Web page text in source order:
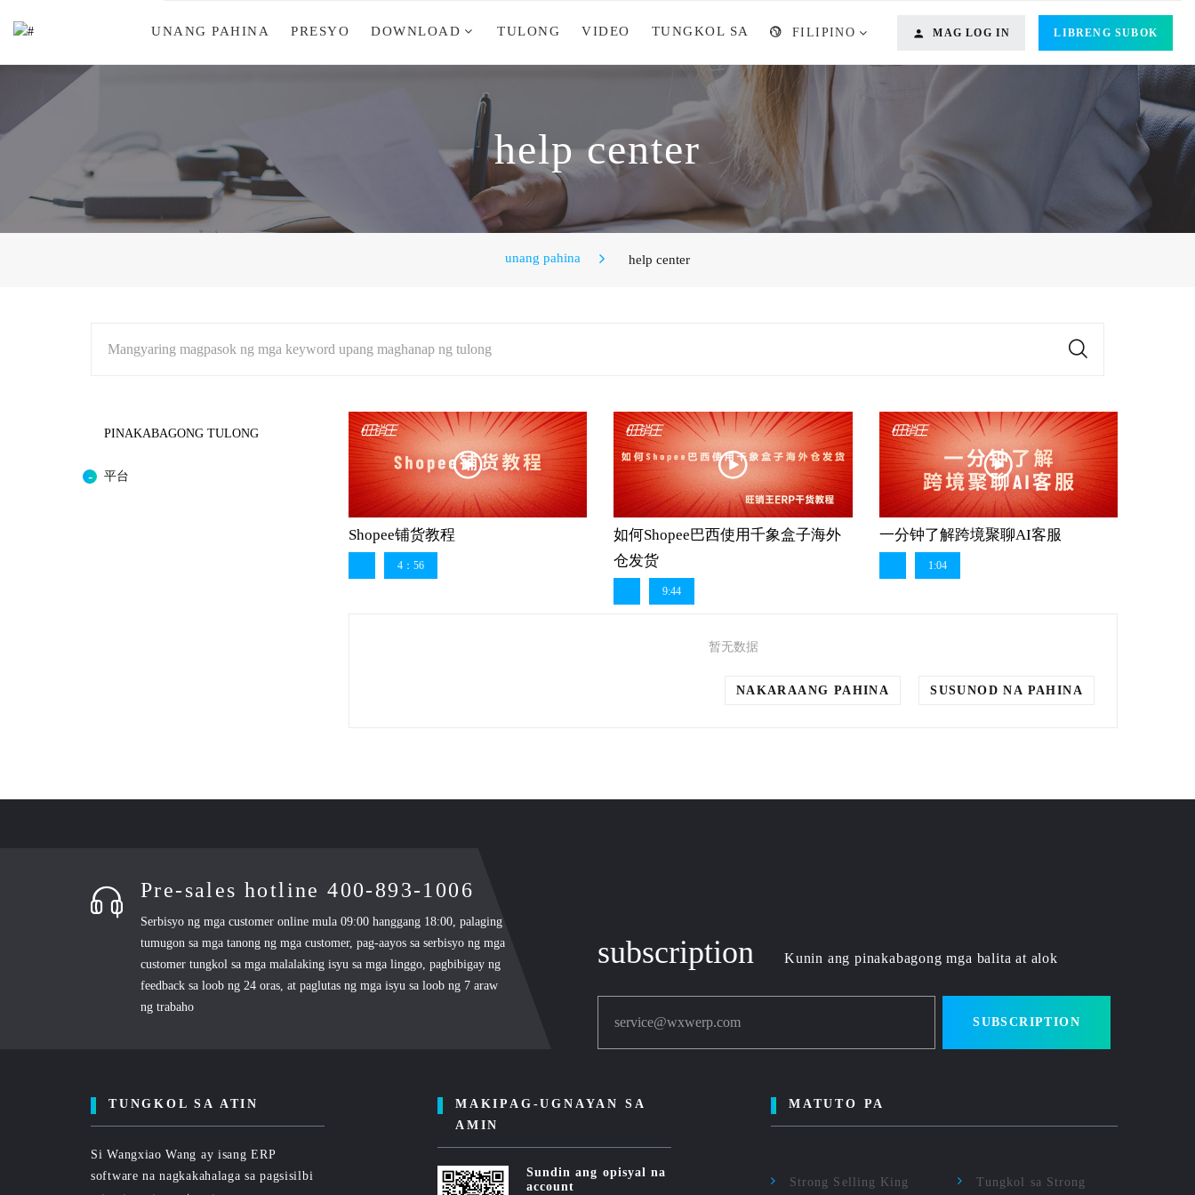
FILIPINO MAG LOG IN LIBRENG SUBOK
UNANG PAHINA PRESYO DOWNLOAD TULONG VIDEO TUNGKOL SA
help center
unang pahina help center
Mangyaring magpasok ng mga keyword upang maghanap ng tulong
PINAKABAGONG TULONG
平台
Shopee铺货教程
4：56
如何Shopee巴西使用千象盒子海外
仓发货
9:44
一分钟了解跨境聚聊AI客服
1:04
暂无数据
NAKARAANG PAHINA SUSUNOD NA PAHINA
Pre-sales hotline 400-893-1006
Serbisyo ng mga customer online mula 09:00 hanggang 18:00, palaging
tumugon sa mga tanong ng mga customer, pag-aayos sa serbisyo ng mga
customer tungkol sa mga malalaking isyu sa mga linggo, pagbibigay ng
feedback sa loob ng 24 oras, at paglutas ng mga isyu sa loob ng 7 araw
ng trabaho
subscription Kunin ang pinakabagong mga balita at alok
service@wxwerp.com SUBSCRIPTION
TUNGKOL SA ATIN
Si Wangxiao Wang ay isang ERP
software na nagkakahalaga sa pagsisilbi
MAKIPAG-UGNAYAN SA
AMIN
Sundin ang opisyal na
account
MATUTO PA
Strong Selling King Tungkol sa Strong